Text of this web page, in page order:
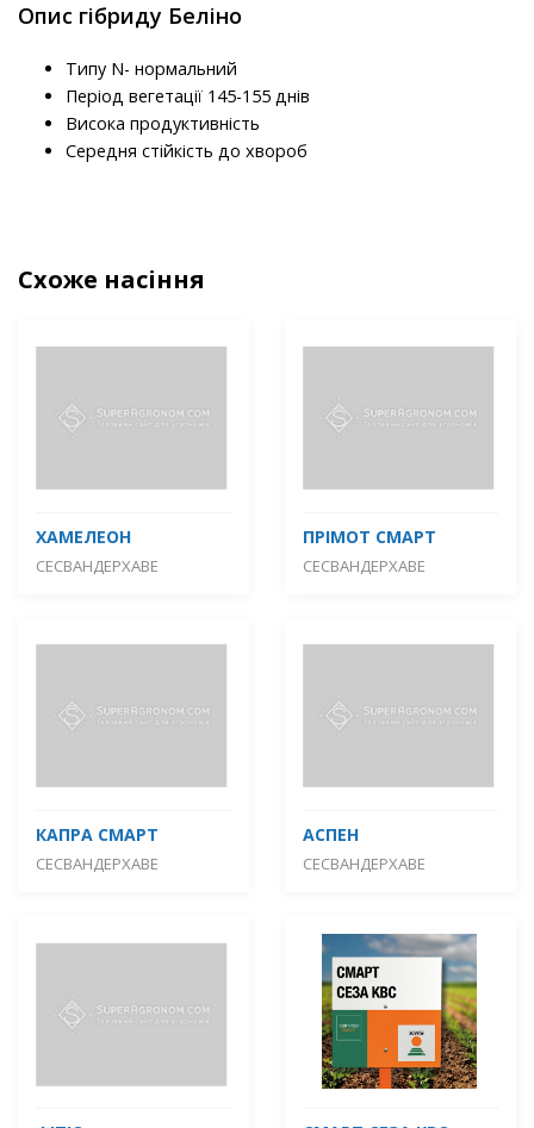
Опис гібриду Беліно
Типу N- нормальний
Період вегетації 145-155 днів
Висока продуктивність
Середня стійкість до хвороб
Схоже насіння
ХАМЕЛЕОН
СЕСВАНДЕРХАВЕ
ПРІМОТ СМАРТ
СЕСВАНДЕРХАВЕ
КАПРА СМАРТ
СЕСВАНДЕРХАВЕ
АСПЕН
СЕСВАНДЕРХАВЕ